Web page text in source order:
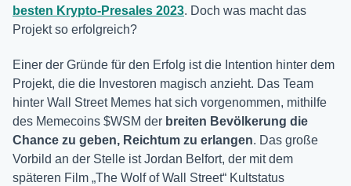
besten Krypto-Presales 2023. Doch was macht das
Projekt so erfolgreich?
Einer der Gründe für den Erfolg ist die Intention hinter dem
Projekt, die die Investoren magisch anzieht. Das Team
hinter Wall Street Memes hat sich vorgenommen, mithilfe
des Memecoins $WSM der breiten Bevölkerung die
Chance zu geben, Reichtum zu erlangen. Das große
Vorbild an der Stelle ist Jordan Belfort, der mit dem
späteren Film „The Wolf of Wall Street“ Kultstatus